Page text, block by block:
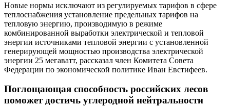
Новые нормы исключают из регулируемых тарифов в сфере
теплоснабжения установление предельных тарифов на
тепловую энергию, производимую в режиме
комбинированной выработки электрической и тепловой
энергии источниками тепловой энергии с установленной
генерирующей мощностью производства электрической
энергии 25 мегаватт, рассказал член Комитета Совета
Федерации по экономической политике Иван Евстифеев.
Поглощающая способность российских лесов
поможет достичь углеродной нейтральности